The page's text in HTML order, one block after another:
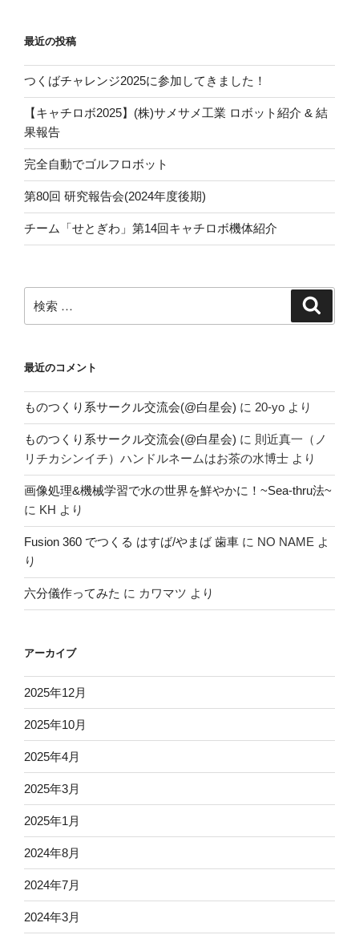
ン
最近の投稿
つくばチャレンジ2025に参加してきました！
【キャチロボ2025】(株)サメサメ工業 ロボット紹介 & 結
果報告
完全自動でゴルフロボット
第80回 研究報告会(2024年度後期)
チーム「せとぎわ」第14回キャチロボ機体紹介
索:
最近のコメント
ものつくり系サークル交流会(@白星会) に 20-yo より
ものつくり系サークル交流会(@白星会) に 則近真一（ノ
リチカシンイチ）ハンドルネームはお茶の水博士 より
画像処理&機械学習で水の世界を鮮やかに！~Sea-thru法~
に KH より
Fusion 360 でつくる はすば/やまば 歯車 に NO NAME よ
り
六分儀作ってみた に カワマツ より
アーカイブ
2025年12月
2025年10月
2025年4月
2025年3月
2025年1月
2024年8月
2024年7月
2024年3月